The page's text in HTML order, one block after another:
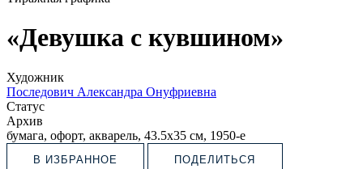
«Девушка с кувшином»
Художник
Последович Александра Онуфриевна
Статус
Архив
бумага, офорт, акварель, 43.5х35 см, 1950-е
В ИЗБРАННОЕ ПОДЕЛИТЬСЯ